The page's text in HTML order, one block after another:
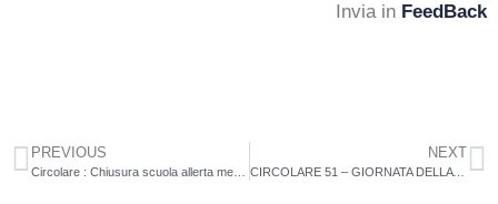
Invia in FeedBack
PREVIOUS NEXT
CIRCOLARE 51 – GIORNATA DELLA MEMORIA